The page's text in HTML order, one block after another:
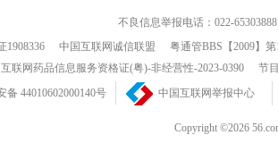
不良信息举报电话：022-65303888
1908336
中国互联网诚信联盟
粤通管BBS【2009】
互联网药品信息服务资格证(粤)-非经营性-2023-0390
节
备 44010602000140号
中国互联网举报中心
Copyright ©2026